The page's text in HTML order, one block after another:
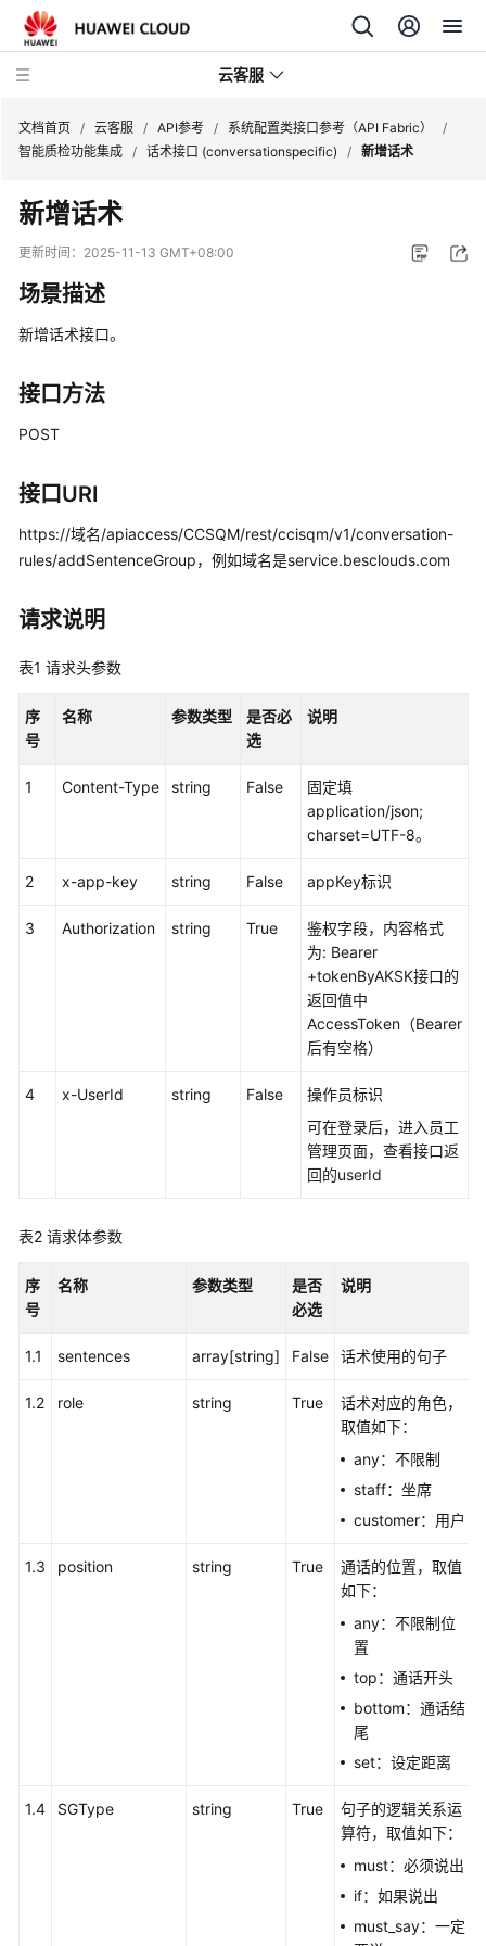
云客服
产
品
介
速
门
用
指
价
说
明
发
口
统
参
（API
概
类
呼
文档首页 / 云客服 / API参考 / 系统配置类接口参考（API Fabric）
/
智能质检功能集成 / 话术接口 (conversationspecific) / 新增话术
新增话术
更新时间： 2025-11-13 GMT+08:00
场景描述
新增话术接口。
接口方法
POST
接口URI
https://域名/apiaccess/CCSQM/rest/ccisqm/v1/conversation-
rules/addSentenceGroup，例如域名是service.besclouds.com
请求说明
表1 请求头参数
序
号
名称 参数类型
是否必
选
说明
1 Content-Type string False
固定填
application/json;
charset=UTF-8。
2 x-app-key string False appKey标识
3 Authorization string True
鉴权字段，内容格式
为: Bearer
+tokenByAKSK接口的
返回值中
AccessToken（Bearer
后有空格）
4 x-UserId string False
操作员标识
可在登录后，进入员工
管理页面，查看接口返
回的userId
表2 请求体参数
序
号
名称 参数类型
是否
必选
说明
1.1 sentences array[string] False 话术使用的句子
1.2 role string True
话术对应的角色，
取值如下：
any：不限制
staff：坐席
customer：用户
1.3 position string True
通话的位置，取值
如下：
any：不限制位
置
top：通话开头
bottom：通话结
尾
set：设定距离
1.4 SGType string True
句子的逻辑关系运
算符，取值如下：
must：必须说出
if：如果说出
must_say：一定